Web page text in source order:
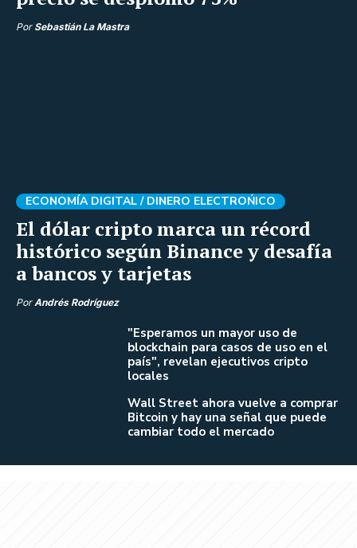
Por Sebastián La Mastra
El dólar cripto marca un récord
histórico según Binance y desafía
a bancos y tarjetas
ECONOMÍA DIGITAL / DINERO ELECTROŃICO
PorAndrés Rodríguez
"Esperamos un mayor uso de
blockchain para casos de uso en el
país", revelan ejecutivos cripto
locales
Wall Street ahora vuelve a comprar
Bitcoin y hay una señal que puede
cambiar todo el mercado